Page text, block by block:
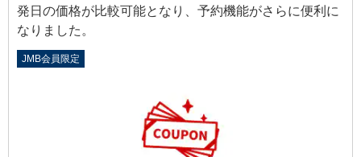
発日の価格が比較可能となり、予約機能がさらに便利に
なりました。
JMB会員限定